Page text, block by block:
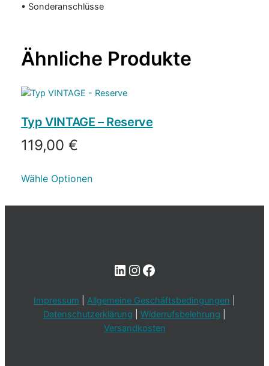
• Sonderanschlüsse
Typ VINTAGE – Reserve
119,00 €
LinkedIn
Instagram
Facebook
Impressum Allgemeine Geschäftsbedingungen
Datenschutzerklärung
Widerrufsbelehrung
Versandkosten